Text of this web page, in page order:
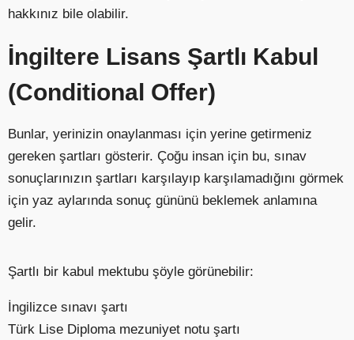
hakkınız bile olabilir.
İngiltere Lisans Şartlı Kabul
(Conditional Offer)
Bunlar, yerinizin onaylanması için yerine getirmeniz
gereken şartları gösterir. Çoğu insan için bu, sınav
sonuçlarınızın şartları karşılayıp karşılamadığını görmek
için yaz aylarında sonuç gününü beklemek anlamına
gelir.
Şartlı bir kabul mektubu şöyle görünebilir:
İngilizce sınavı şartı
Türk Lise Diploma mezuniyet notu şartı